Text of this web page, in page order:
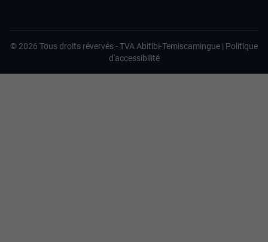
© 2026 Tous droits révervés -TVA Abitibi-Temiscamingue | Politique
d'accessibilité